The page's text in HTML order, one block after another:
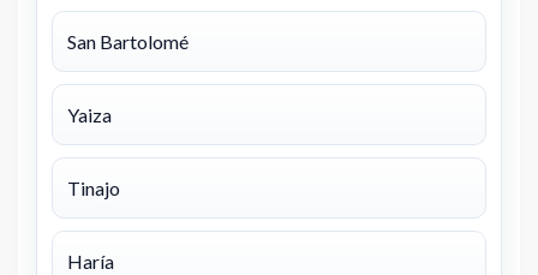
San Bartolomé
Yaiza
Tinajo
Haría